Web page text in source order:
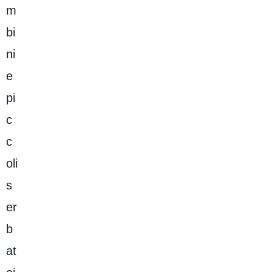
m
bi
ni
e
pi
c
c
oli
s
er
b
at